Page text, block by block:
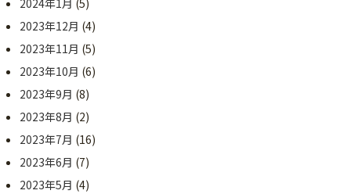
2024年1月 (5)
2023年12月 (4)
2023年11月 (5)
2023年10月 (6)
2023年9月 (8)
2023年8月 (2)
2023年7月 (16)
2023年6月 (7)
2023年5月 (4)